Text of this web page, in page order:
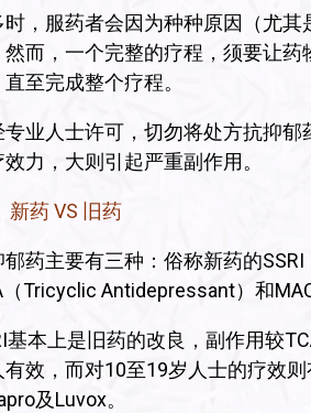
时，服药者会因为种种原因（尤
然而，一个完整的疗程，须要让
至完成整个疗程。
专业人士许可，切勿将处方抗抑
力，大则引起严重副作用。
新药 VS 旧药
郁药主要有三种：俗称新药的
（Tricyclic Antidepressant）和
基本上是旧药的改良，副作用较
有效，而对10至19岁人士的疗效
及Luvox。